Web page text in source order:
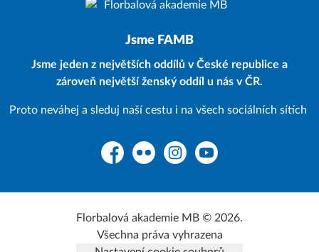
Jsme FAMB
Jsme jeden z největších oddílů v České republice a
zároveň největší ženský oddíl u nás v ČR.
Proto neváhej a sleduj naší cestu i na všech sociálních sítích
FacebookFlickr InstagramYouTube
Florbalová akademie MB © 2026.
Všechna práva vyhrazena